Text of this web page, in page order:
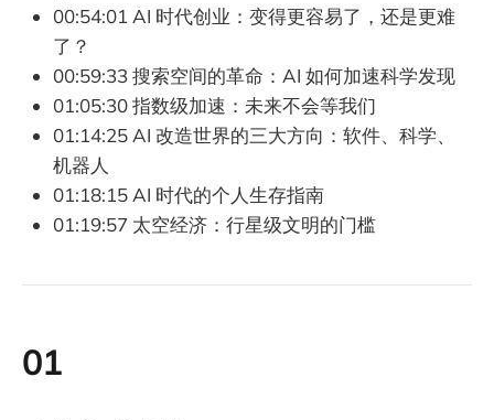
00:54:01 AI 时代创业：变得更容易了，还是更难
了？
00:59:33 搜索空间的革命：AI 如何加速科学发现
01:05:30 指数级加速：未来不会等我们
01:14:25 AI 改造世界的三大方向：软件、科学、
机器人
01:18:15 AI 时代的个人生存指南
01:19:57 太空经济：行星级文明的门槛
01